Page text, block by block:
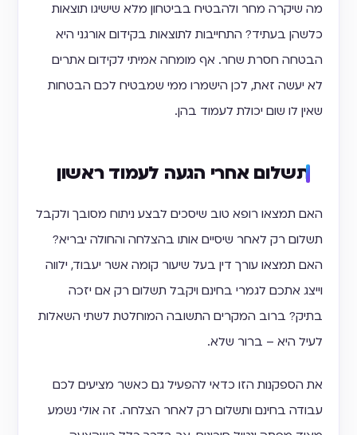
מה שיקרה מחר ולהבטיח בביטחון מלא שישיגו תוצאות
כלשהן בעתיד? התחייבות לתוצאות בקידום אורגני היא
הבטחה חסרת שחר. אף מומחה אמיתי לקידום אתרים
לא יעשה זאת, לכן הישמרו ממי שמבטיח לכם הבטחות
שאין לו שום יכולת לעמוד בהן.
תשלום אחרי הגעה לעמוד ראשון
האם תמצאו רופא טוב שיסכים לבצע ניתוח מסובך ולקבל
תשלום רק לאחר שיסיים אותו בהצלחה והחולה יבריא?
האם תמצאו עורך דין בעל שיעור קומה אשר יעבוד, ילווה
וייצג אתכם לגמרי בחינם ויקבל תשלום רק אם יזכה
בתיק? ברוב המקרים התשובה המוחלטת לשתי השאלות
לעיל היא – ברור שלא.
את הספקנות הזו כדאי להפעיל גם כאשר מציעים לכם
עבודה בחינם ותשלום רק לאחר הצלחה. זה אולי נשמע